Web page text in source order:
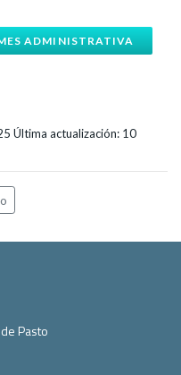
ADMINISTRATIVA
Última actualización: 10
Pasto